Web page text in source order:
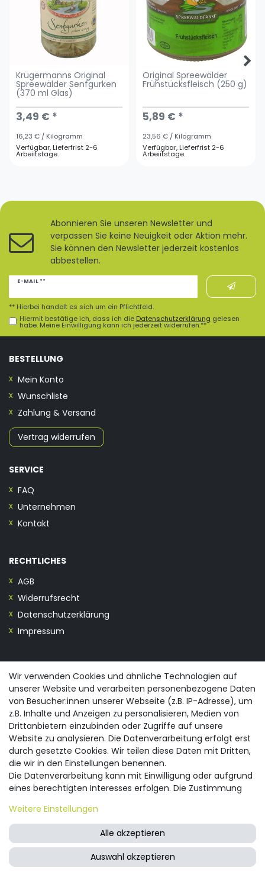
FRAGEN ZUM ARTIKEL
Krügermanns Original
Spreewälder Senfgurken
(370 ml Glas)
3,49 € *
16,23 € / Kilogramm
Verfügbar, Lieferfrist 2-6
Arbeiitstage.
Original Spreewälder
Frühstücksfleisch (250 g)
5,89 € *
23,56 € / Kilogramm
Verfügbar, Lieferfrist 2-6
Arbeiitstage.
Abonnieren Sie unseren Newsletter und
verpassen Sie keine Neuigkeit oder Aktion mehr.
Sie können den Newsletter jederzeit kostenlos
abbestellen.
E-MAIL **
Newsletter
Hiermit bestätige ich, dass ich die Daten­schutz­erklärung gelesen
habe. Meine Einwilligung kann ich jederzeit widerrufen.**
** Hierbei handelt es sich um ein Pflichtfeld.
BESTELLUNG
Mein Konto
Wunschliste
Zahlung & Versand
Vertrag widerrufen
SERVICE
FAQ
Unternehmen
Kontakt
RECHTLICHES
AGB
Widerrufsrecht
Datenschutzerklärung
Impressum
0355/28913230
info@spreewald-praesente.de
Gubener Straße 19, 03042 Cottbus
© 2026 spreewald-praesente.de| Design by neoprisma
Wir verwenden Cookies und ähnliche Technologien auf
unserer Website und verarbeiten personenbezogene Daten
von Besucher:innen unserer Webseite (z.B. IP-Adresse), um
z.B. Inhalte und Anzeigen zu personalisieren, Medien von
Drittanbietern einzubinden oder Zugriffe auf unsere
Website zu analysieren. Die Datenverarbeitung erfolgt erst
durch gesetzte Cookies. Wir teilen diese Daten mit Dritten,
die wir in den Einstellungen benennen.
Die Datenverarbeitung kann mit Einwilligung oder aufgrund
eines berechtigten Interesses erfolgen. Die Zustimmung
nicht einzuwilligen und die Einwilligung zu einem späteren
Zeitpunkt zu ändern oder zu widerrufen. Beachten Sie unser
Impressum
und weitere Hinweise zur Verwendung
personenbezogener Daten in unsererDaten­schutz­
erklärung
Weitere Einstellungen
Alle akzeptieren
Auswahl akzeptieren